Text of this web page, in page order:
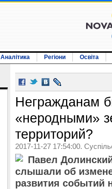
Аналітика Регіони Освіта
Негражданам
«неродными»
территорий?
2017-11-27 17:54:00.
Павел
слышали об
развития событий